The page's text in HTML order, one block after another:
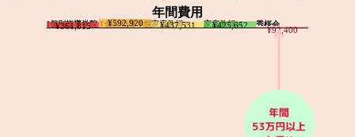
年間費用
I個別指導学院
¥361,815 T個別指導学院
¥592,920 家庭教師T
¥437,531 家庭教師M
¥425,652 秀桜会
¥92,400